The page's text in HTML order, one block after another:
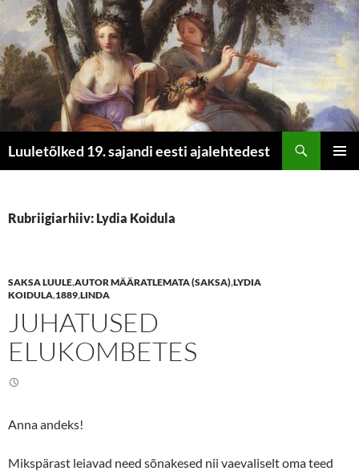
Luuletõlked 19. sajandi eesti ajalehtedest
Rubriigiarhiiv: Lydia Koidula
SAKSA LUULE,AUTOR MÄÄRATLEMATA (SAKSA),LYDIA
KOIDULA,1889,LINDA
JUHATUSED
ELUKOMBETES
Anna andeks!
Mikspärast leiavad need sõnakesed nii vaevaliselt oma teed